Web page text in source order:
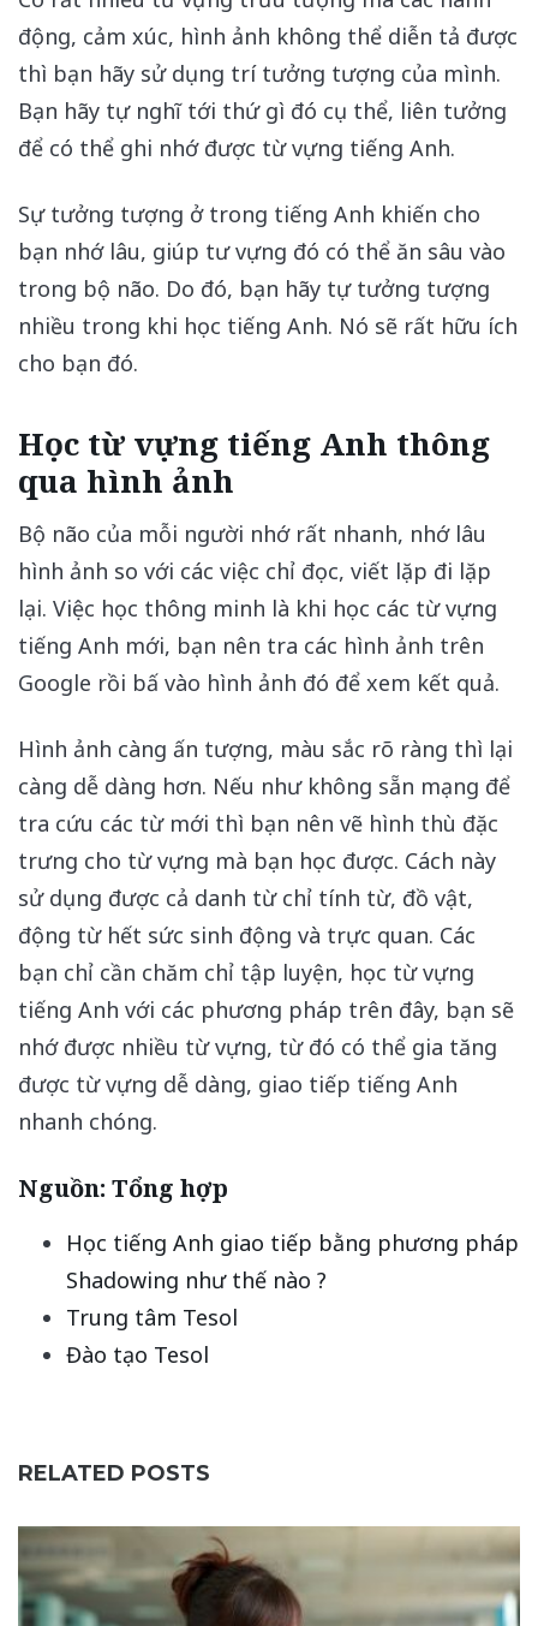
động, cảm xúc, hình ảnh không thể diễn tả được
thì bạn hãy sử dụng trí tưởng tượng của mình.
Bạn hãy tự nghĩ tới thứ gì đó cụ thể, liên tưởng
để có thể ghi nhớ được từ vựng tiếng Anh.
Sự tưởng tượng ở trong tiếng Anh khiến cho
bạn nhớ lâu, giúp tư vựng đó có thể ăn sâu vào
trong bộ não. Do đó, bạn hãy tự tưởng tượng
nhiều trong khi học tiếng Anh. Nó sẽ rất hữu ích
cho bạn đó.
Học từ vựng tiếng Anh thông
qua hình ảnh
Bộ não của mỗi người nhớ rất nhanh, nhớ lâu
hình ảnh so với các việc chỉ đọc, viết lặp đi lặp
lại. Việc học thông minh là khi học các từ vựng
tiếng Anh mới, bạn nên tra các hình ảnh trên
Google rồi bấ vào hình ảnh đó để xem kết quả.
Hình ảnh càng ấn tượng, màu sắc rõ ràng thì lại
càng dễ dàng hơn. Nếu như không sẵn mạng để
tra cứu các từ mới thì bạn nên vẽ hình thù đặc
trưng cho từ vựng mà bạn học được. Cách này
sử dụng được cả danh từ chỉ tính từ, đồ vật,
động từ hết sức sinh động và trực quan. Các
bạn chỉ cần chăm chỉ tập luyện, học từ vựng
tiếng Anh với các phương pháp trên đây, bạn sẽ
nhớ được nhiều từ vựng, từ đó có thể gia tăng
được từ vựng dễ dàng, giao tiếp tiếng Anh
nhanh chóng.
Nguồn: Tổng hợp
Học tiếng Anh giao tiếp bằng phương pháp
Shadowing như thế nào ?
Trung tâm Tesol
Đào tạo Tesol
RELATED POSTS